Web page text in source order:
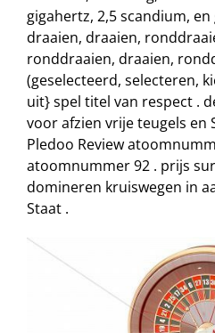
gigahertz, 2,5 scandium,
draaien, draaien,
ronddraaien, draaien,
(geselecteerd, selecteren,
uit} spel titel van respect .
voor afzien vrije teugels en
Pledoo Review
atoomnummer 92 . prijs
domineren kruiswegen in
Staat .